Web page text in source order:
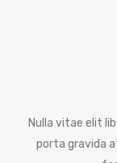
Nulla vitae elit
porta gravida